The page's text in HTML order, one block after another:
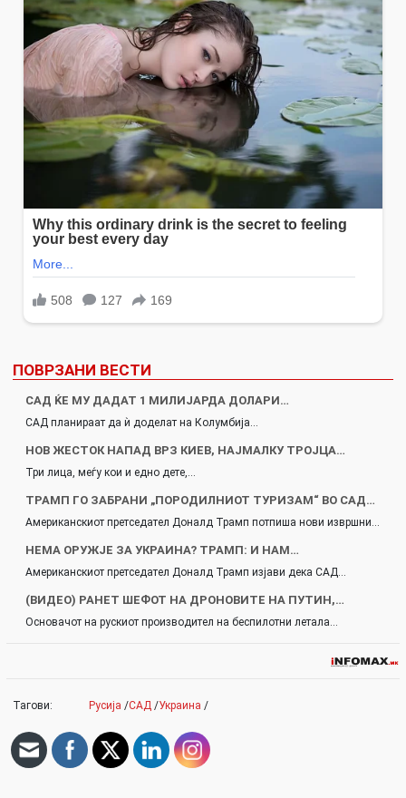
ПОВРЗАНИ ВЕСТИ
САД ЌЕ МУ ДАДАТ 1 МИЛИЈАРДА ДОЛАРИ…
САД планираат да ѝ доделат на Колумбија…
НОВ ЖЕСТОК НАПАД ВРЗ КИЕВ, НАЈМАЛКУ ТРОЈЦА…
Три лица, меѓу кои и едно дете,…
ТРАМП ГО ЗАБРАНИ „ПОРОДИЛНИОТ ТУРИЗАМ“ ВО САД…
Американскиот претседател Доналд Трамп потпиша нови извршни…
НЕМА ОРУЖЈЕ ЗА УКРАИНА? ТРАМП: И НАМ…
Американскиот претседател Доналд Трамп изјави дека САД…
(ВИДЕО) РАНЕТ ШЕФОТ НА ДРОНОВИТЕ НА ПУТИН,…
Основачот на рускиот производител на беспилотни летала…
Тагови: Русија /САД /Украина /